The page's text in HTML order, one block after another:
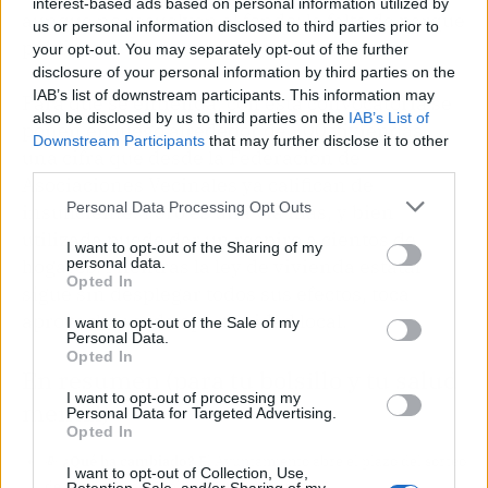
us or personal information disclosed to third parties prior to
your opt-out. You may separately opt-out of the further
disclosure of your personal information by third parties on the
IAB’s list of downstream participants. This information may
also be disclosed by us to third parties on the IAB’s List of
Downstream Participants that may further disclose it to other
Personal Data Processing Opt Outs
I want to opt-out of the Sharing of my
personal data.
Opted In
I want to opt-out of the Sale of my
Personal Data.
Opted In
I want to opt-out of processing my
Personal Data for Targeted Advertising.
Opted In
I want to opt-out of Collection, Use,
aunque no resuelven el fondo: la falta de parque
público.
Para que se entienda, con esta convocatoria se
ponen en juego alrededor de 200 viviendas,
una cifra que desde la Federación de
insuficiente. Pero es una vía más, y bien
utilizada puede dar un respiro a cientos de
hogares. Mientras la ley de vivienda estatal
sigue sin desplegar todos sus efectos, toca
aprovechar cada oportunidad local.
mental)